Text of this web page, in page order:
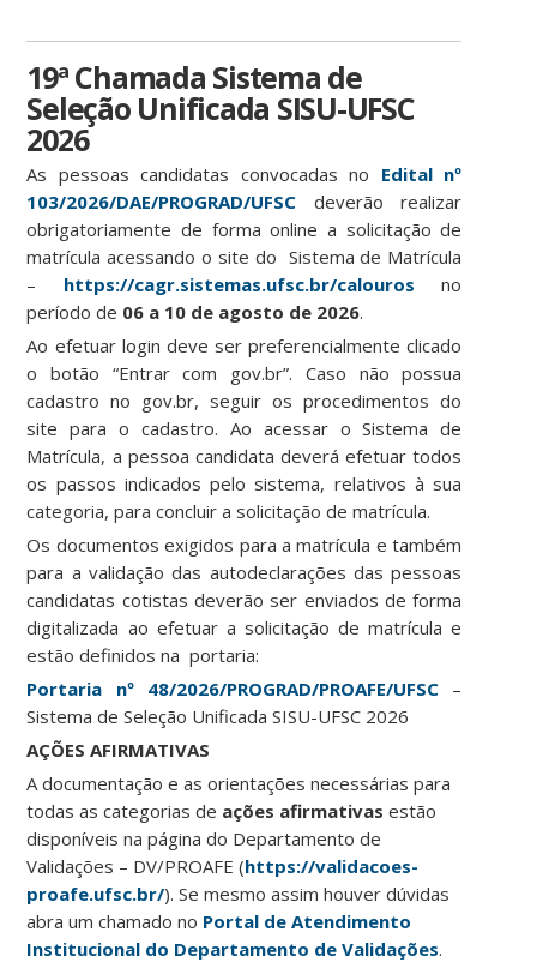
19ª Chamada Sistema de
Seleção Unificada SISU-UFSC
2026
As pessoas candidatas convocadas no Edital nº
103/2026/DAE/PROGRAD/UFSC deverão realizar
obrigatoriamente de forma online a solicitação de
matrícula acessando o site do Sistema de Matrícula
– https://cagr.sistemas.ufsc.br/calouros no
período de 06 a 10 de agosto de 2026.
Ao efetuar login deve ser preferencialmente clicado
o botão “Entrar com gov.br”. Caso não possua
cadastro no gov.br, seguir os procedimentos do
site para o cadastro. Ao acessar o Sistema de
Matrícula, a pessoa candidata deverá efetuar todos
os passos indicados pelo sistema, relativos à sua
categoria, para concluir a solicitação de matrícula.
Os documentos exigidos para a matrícula e também
para a validação das autodeclarações das pessoas
candidatas cotistas deverão ser enviados de forma
digitalizada ao efetuar a solicitação de matrícula e
estão definidos na portaria:
Portaria nº 48/2026/PROGRAD/PROAFE/UFSC–
Sistema de Seleção Unificada SISU-UFSC 2026
AÇÕES AFIRMATIVAS
A documentação e as orientações necessárias para
todas as categorias de ações afirmativas estão
disponíveis na página do Departamento de
Validações – DV/PROAFE (https://validacoes-
proafe.ufsc.br/). Se mesmo assim houver dúvidas
abra um chamado no Portal de Atendimento
Institucional do Departamento de Validações.